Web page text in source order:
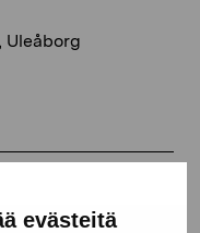
evästeitä
Uleåborg